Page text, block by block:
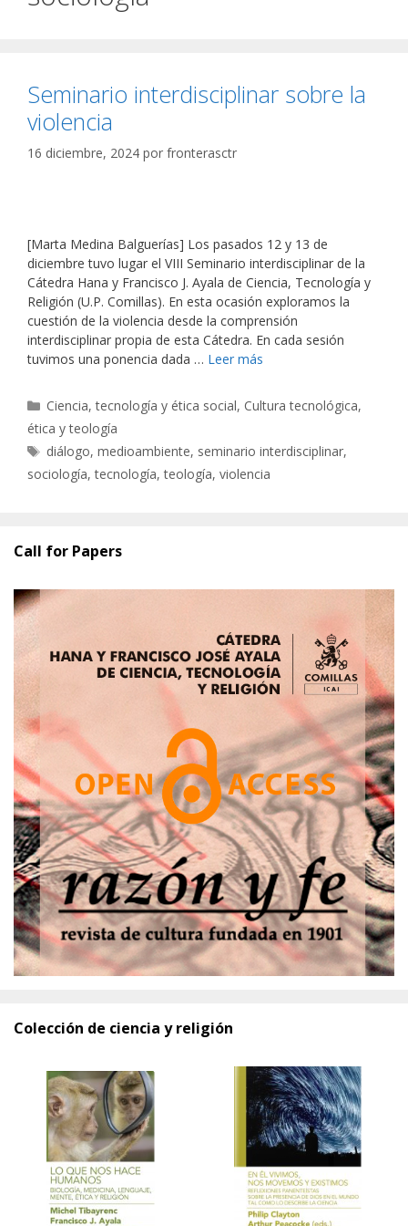
Seminario interdisciplinar sobre la
violencia
16 diciembre, 2024 por fronterasctr
[Marta Medina Balguerías] Los pasados 12 y 13 de
diciembre tuvo lugar el VIII Seminario interdisciplinar de la
Cátedra Hana y Francisco J. Ayala de Ciencia, Tecnología y
Religión (U.P. Comillas). En esta ocasión exploramos la
cuestión de la violencia desde la comprensión
interdisciplinar propia de esta Cátedra. En cada sesión
tuvimos una ponencia dada … Leer más
Categorías
Ciencia, tecnología y ética social, Cultura tecnológica,
ética y teología
Etiquetas
diálogo,medioambiente, seminario interdisciplinar,
sociología,tecnología,teología, violencia
Call for Papers
Colección de ciencia y religión